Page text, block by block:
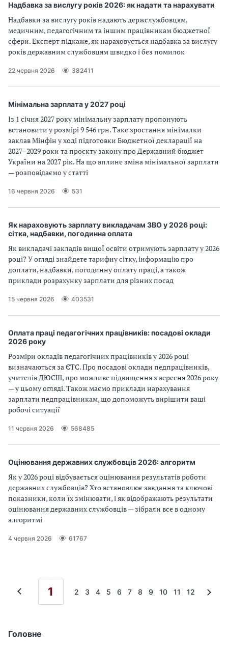
Головне
Надбавка за вислугу років 2026: як надати та нарахувати
Надбавки за вислугу років надають держслужбовцям,
медичним, педагогічним та іншим працівникам бюджетної
сфери. Експерт підкаже, як нараховується надбавка за вислугу
років державним службовцям швидко і без помилок
22 червня 2026 382411
Мінімальна зарплата у 2027 році
Із 1 січня 2027 року мінімальну зарплату пропонують
встановити у розмірі 9 546 грн. Таке зростання мінімалки
заклав Мінфін у ході підготовки Бюджетної декларації на
2027–2029 роки та проєкту закону про Державний бюджет
України на 2027 рік. На що вплине зміна мінімальної зарплати
— розповідаємо у статті
16 червня 2026 531
Як нараховують зарплату викладачам ЗВО у 2026 році:
сітка, надбавки, погодинна оплата
Як викладачі закладів вищої освіти отримують зарплату у 2026
році? У огляді знайдете тарифну сітку, інформацію про
доплати, надбавки, погодинну оплату праці, а також
приклади розрахунку зарплати для різних посад
15 червня 2026 403531
Оплата праці педагогічних працівників: посадові оклади
2026 року
Розміри окладів педагогічних працівників у 2026 році
визначаються за ЄТС. Про посадові оклади педпрацівників,
учителів ДЮСШ, про можливе підвищення з вересня 2026 року
— у цьому огляді. Також маємо приклади нарахування
зарплати педпрацівникам, що допоможуть вирішити ваші
робочі ситуації
11 червня 2026 568485
Оцінювання державних службовців 2026: алгоритм
Як у 2026 році відбувається оцінювання результатів роботи
державних службовців? Хто встановлює завдання та ключові
показники, коли їх змінювати, і як відображають результати
оцінювання державних службовців — зібрали все в одному
алгоритмі
4 червня 2026 61767
1 2 3 4 5 6 7 8 9 10 11 12